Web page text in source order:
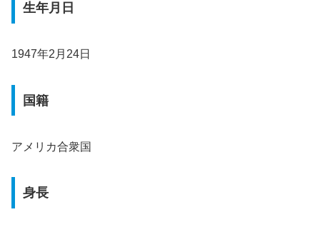
生年月日
1947年2月24日
国籍
アメリカ合衆国
身長